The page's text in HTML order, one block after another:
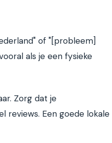
of "[probleem]
als je een fysieke
Zorg dat je
reviews. Een goede lokale